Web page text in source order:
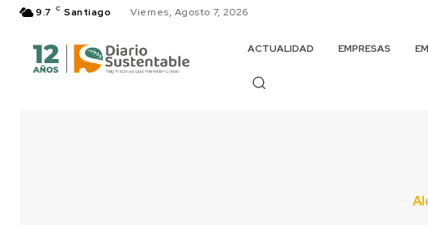
9.7 C Santiago Viernes, Agosto 7, 2026
ACTUALIDAD EMPRESAS